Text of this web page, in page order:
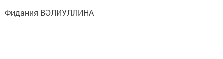
Фидания ВӘЛИУЛЛИНА